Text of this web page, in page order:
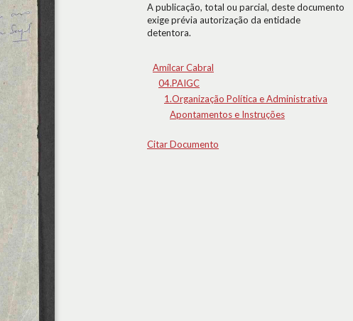
A publicação, total ou parcial, deste documento
exige prévia autorização da entidade
detentora.
Amílcar Cabral
04.PAIGC
1.Organização Política e Administrativa
Apontamentos e Instruções
Citar Documento